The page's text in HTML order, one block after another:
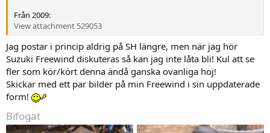
Från 2009:
View attachment 529053
Jag postar i princip aldrig på SH längre, men när jag hör
Suzuki Freewind diskuteras så kan jag inte låta bli! Kul att se
fler som kör/kört denna ändå ganska ovanliga hoj!
Skickar med ett par bilder på min Freewind i sin uppdaterade
form!
Bifogat